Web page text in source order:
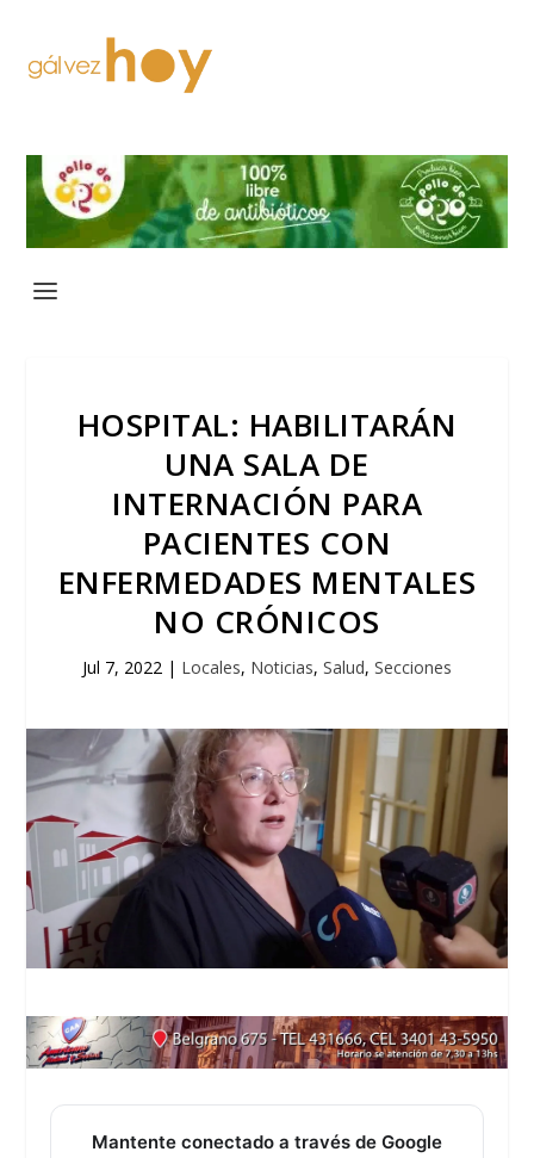
HOSPITAL: HABILITARÁN
UNA SALA DE
INTERNACIÓN PARA
PACIENTES CON
ENFERMEDADES MENTALES
NO CRÓNICOS
Jul 7, 2022 | Locales, Noticias, Salud, Secciones
Mantente conectado a través de Google